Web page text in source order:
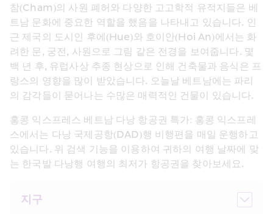
참(Cham)의 사원 폐허와 다양한 고고학적 유적지들은 베
트남 문화에 중요한 역할을 했음을 나타내고 있습니다. 인
근 제국의 도시인 후에(Hue)와 호이안(Hoi An)에서는 화
려한 문, 궁전, 사원으로 그림 같은 전경을 보여줍니다. 몇
백 년 후, 유럽사상 추종 현상으로 인해 건축물과 음식은 프
랑스의 영향을 많이 받았습니다. 오늘날 베트남에는 파리
의 감각들이 묻어나는 수많은 매력적인 건물이 있습니다.
홍콩 익스프레스 베트남 다낭 항공권 특가: 홍콩 익스프레
스에서는 다낭 국제공항(DAD)행 비행편을 매일 운행하고
있습니다. 위 검색 기능을 이용하여 귀하의 여행 날짜에 맞
는 한국발 다낭행 여행의 최저가 항공권을 찾아보세요.
지구